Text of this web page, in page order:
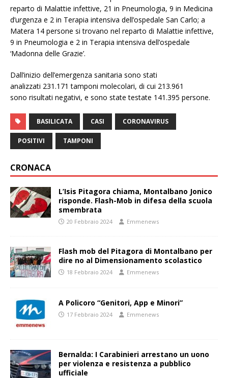
reparto di Malattie infettive, 21 in Pneumologia, 9 in Medicina
d’urgenza e 2 in Terapia intensiva dell’ospedale San Carlo; a
Matera 14 persone si trovano nel reparto di Malattie infettive,
9 in Pneumologia e 2 in Terapia intensiva dell’ospedale
‘Madonna delle Grazie’.
Dall’inizio dell’emergenza sanitaria sono stati
analizzati 231.171 tamponi molecolari, di cui 213.961
sono risultati negativi, e sono state testate 141.395 persone.
BASILICATA CASI CORONAVIRUS
POSITIVI TAMPONI
CRONACA
L’Isis Pitagora chiama, Montalbano Jonico
risponde. Flash-Mob in difesa della scuola
smembrata
20 Febbraio 2024 Emmenews
Flash mob del Pitagora di Montalbano per
dire no al Dimensionamento scolastico
18 Febbraio 2024 Emmenews
A Policoro “Genitori, App e Minori”
17 Febbraio 2024 Emmenews
Bernalda: I Carabinieri arrestano un uono
per violenza e resistenza a pubblico
ufficiale